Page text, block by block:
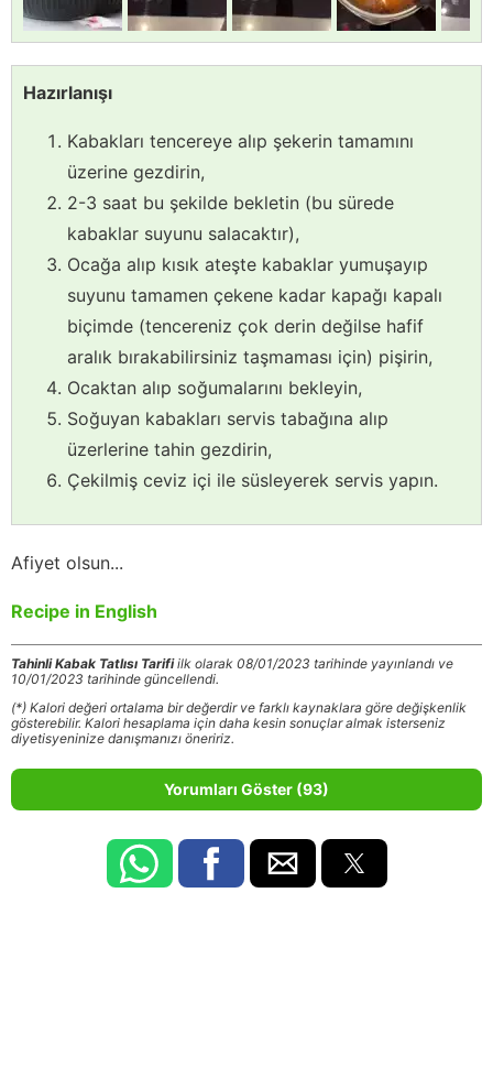
Hazırlanışı
Kabakları tencereye alıp şekerin tamamını
üzerine gezdirin,
2-3 saat bu şekilde bekletin (bu sürede
kabaklar suyunu salacaktır),
Ocağa alıp kısık ateşte kabaklar yumuşayıp
suyunu tamamen çekene kadar kapağı kapalı
biçimde (tencereniz çok derin değilse hafif
aralık bırakabilirsiniz taşmaması için) pişirin,
Ocaktan alıp soğumalarını bekleyin,
Soğuyan kabakları servis tabağına alıp
üzerlerine tahin gezdirin,
Çekilmiş ceviz içi ile süsleyerek servis yapın.
Afiyet olsun...
Recipe in English
Tahinli Kabak Tatlısı Tarifiilk olarak 08/01/2023 tarihinde yayınlandı ve
10/01/2023 tarihinde güncellendi.
(*) Kalori değeri ortalama bir değerdir ve farklı kaynaklara göre değişkenlik
gösterebilir. Kalori hesaplama için daha kesin sonuçlar almak isterseniz
diyetisyeninize danışmanızı öneririz.
Yorumları Göster (93)